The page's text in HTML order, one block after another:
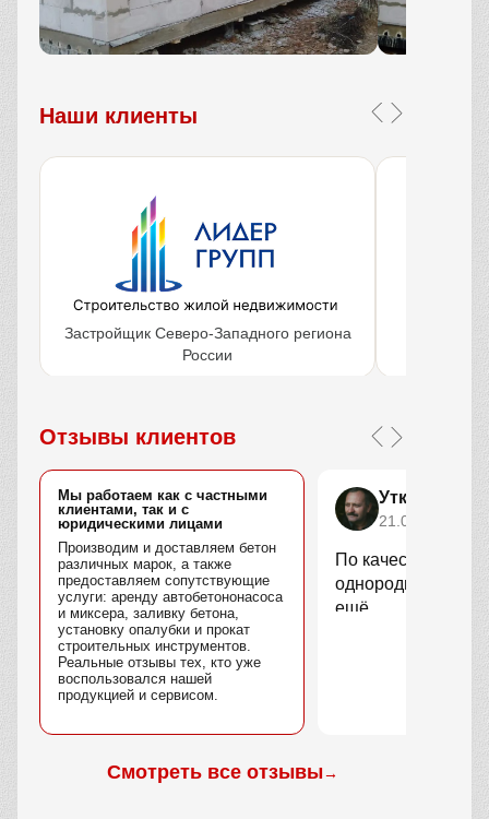
Наши клиенты
Застройщик Северо-Западного региона
России
Отзывы клиентов
Мы работаем как с частными
клиентами, так и с
юридическими лицами
Производим и доставляем бетон
различных марок, а также
предоставляем сопутствующие
услуги: аренду автобетононасоса
и миксера, заливку бетона,
установку опалубки и прокат
строительных инструментов.
Реальные отзывы тех, кто уже
воспользовался нашей
продукцией и сервисом.
Уткин
21.04.2025
По качеству
однородный, без
ещё.
Смотреть все отзывы→